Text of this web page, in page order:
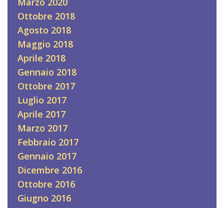
Ottobre 2018
Agosto 2018
Maggio 2018
Aprile 2018
Gennaio 2018
Ottobre 2017
Luglio 2017
Aprile 2017
Marzo 2017
Febbraio 2017
Gennaio 2017
Dicembre 2016
Ottobre 2016
Giugno 2016